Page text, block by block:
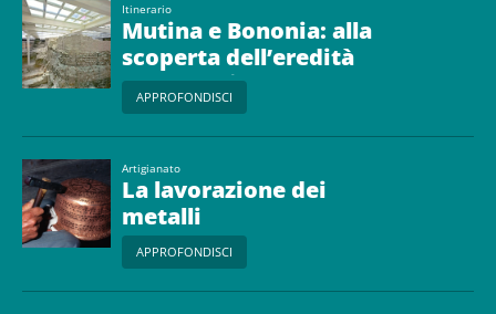
Itinerario
Mutina e Bononia: alla
scoperta dell’eredità
romana di Modena e
Bologna
APPROFONDISCI
Artigianato
La lavorazione dei
metalli
APPROFONDISCI